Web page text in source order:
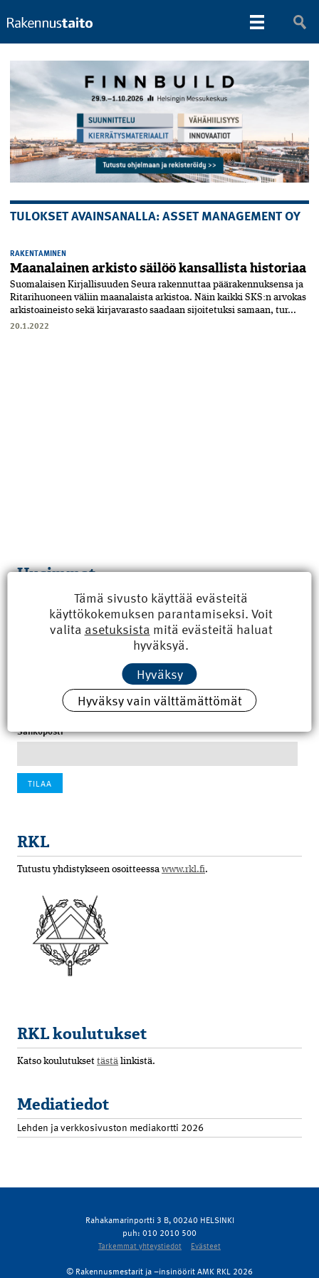
TULOKSET AVAINSANALLA: ASSET MANAGEMENT OY
RAKENTAMINEN
Maanalainen arkisto säilöö kansallista historiaa
Suomalaisen Kirjallisuuden Seura rakennuttaa päärakennuksensa ja
Ritarihuoneen väliin maanalaista arkistoa. Näin kaikki SKS:n arvokas
arkistoaineisto sekä kirjavarasto saadaan sijoitetuksi samaan, tur...
20.1.2022
Uusimmat
Kyberisku kiinteistötietoihin haittaisi energiarakentamista
8.6.2026 15:21
100 vuotta sitten: Rajajoen uusi rautatiesilta
Tilaa uutiskirje
Sähköposti
RKL
Tutustu yhdistykseen osoitteessa www.rkl.fi.
RKL koulutukset
Katso koulutukset tästä linkistä.
Mediatiedot
Lehden ja verkkosivuston mediakortti 2026
Rahakamarinportti 3 B, 00240 HELSINKI
puh: 010 2010 500
Tarkemmat yhteystiedot Evästeet
© Rakennusmestarit ja –insinöörit AMK RKL 2026
Tämä sivusto käyttää evästeitä
käyttökokemuksen parantamiseksi. Voit
valita asetuksista mitä evästeitä haluat
hyväksyä.
Hyväksy
Hyväksy vain välttämättömät